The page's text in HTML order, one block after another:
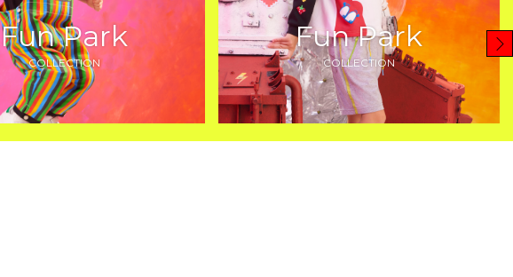
Fun Park
COLLECTION
Fun Park
COLLECTION